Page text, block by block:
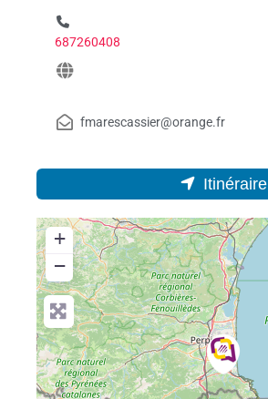
687260408
fmarescassier@orange.fr
Itinéraire
+
−